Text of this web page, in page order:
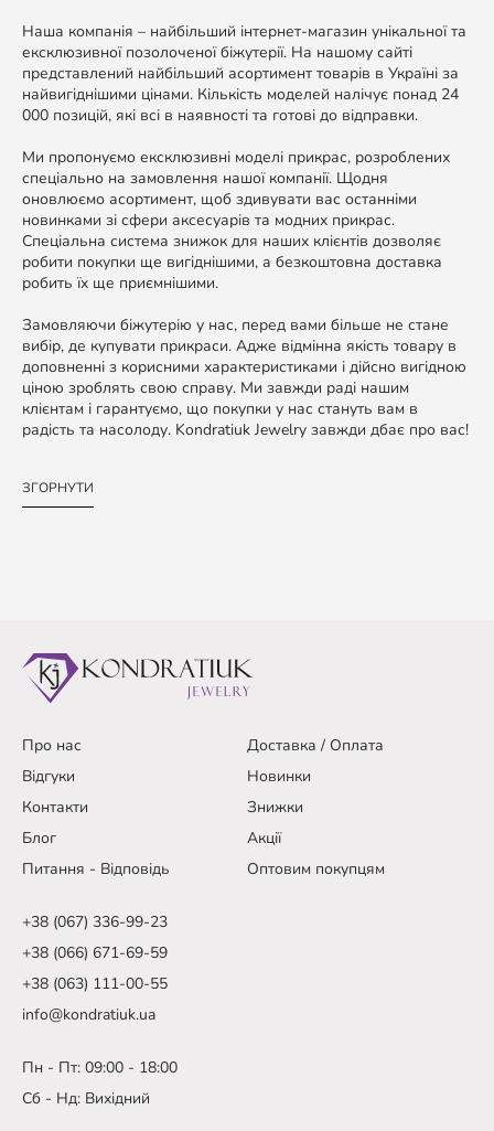
Наша компанія – найбільший інтернет-магазин унікальної та
ексклюзивної позолоченої біжутерії. На нашому сайті
представлений найбільший асортимент товарів в Україні за
найвигіднішими цінами. Кількість моделей налічує понад 24
000 позицій, які всі в наявності та готові до відправки.
Ми пропонуємо ексклюзивні моделі прикрас, розроблених
спеціально на замовлення нашої компанії. Щодня
оновлюємо асортимент, щоб здивувати вас останніми
новинками зі сфери аксесуарів та модних прикрас.
Спеціальна система знижок для наших клієнтів дозволяє
робити покупки ще вигіднішими, а безкоштовна доставка
робить їх ще приємнішими.
Замовляючи біжутерію у нас, перед вами більше не стане
вибір, де купувати прикраси. Адже відмінна якість товару в
доповненні з корисними характеристиками і дійсно вигідною
ціною зроблять свою справу. Ми завжди раді нашим
клієнтам і гарантуємо, що покупки у нас стануть вам в
радість та насолоду. Kondratiuk Jewelry завжди дбає про вас!
ЗГОРНУТИ
Про нас
Доставка / Оплата
Відгуки
Новинки
Контакти
Знижки
Блог
Акції
Питання - Відповідь
Оптовим покупцям
+38 (067) 336-99-23
+38 (066) 671-69-59
+38 (063) 111-00-55
info@kondratiuk.ua
Пн - Пт: 09:00 - 18:00
Сб - Нд: Вихідний